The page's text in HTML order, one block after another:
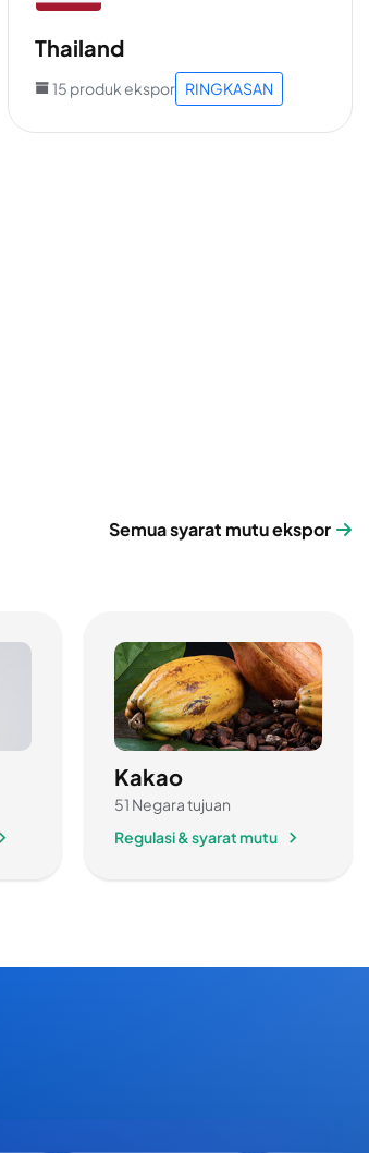
Thailand
15 produk ekspor RINGKASAN
Semua syarat mutu ekspor
Kakao
51 Negara tujuan
Regulasi & syarat mutu